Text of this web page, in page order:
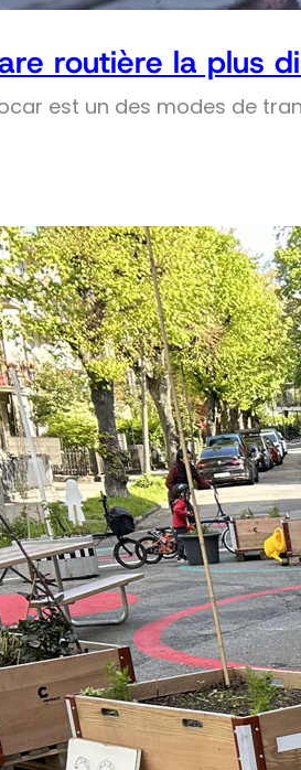
routière la plus
est un des modes de